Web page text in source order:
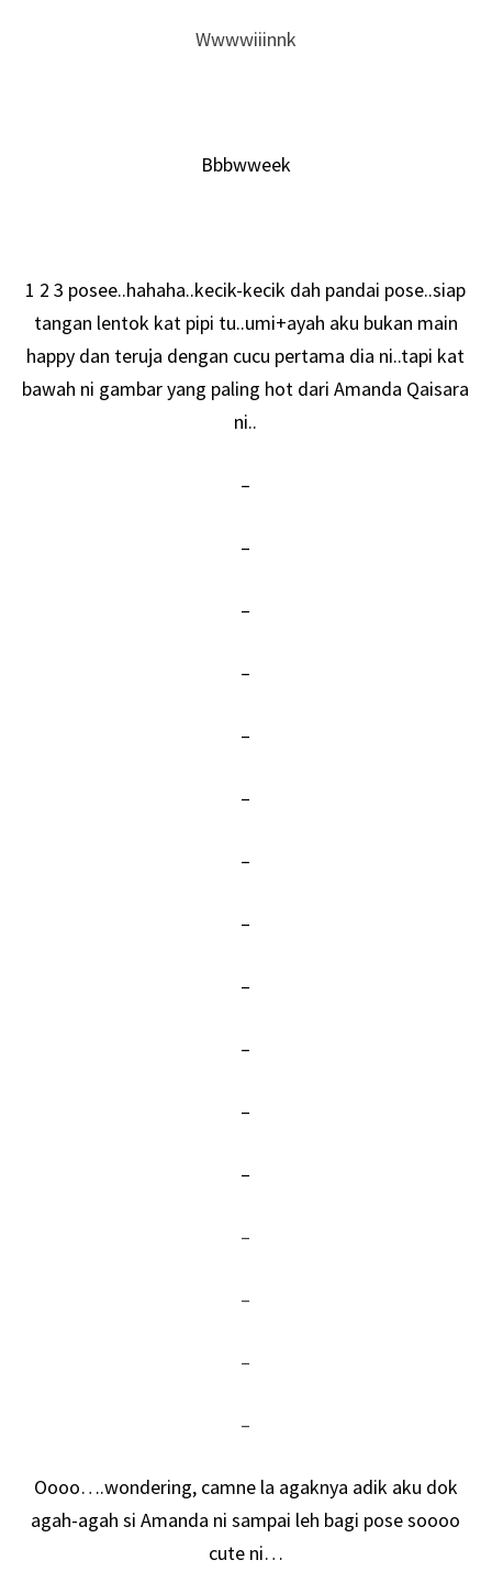
Wwwwiiinnk
Bbbwweek
1 2 3 posee..hahaha..kecik-kecik dah pandai pose..siap
tangan lentok kat pipi tu..umi+ayah aku bukan main
happy dan teruja dengan cucu pertama dia ni..tapi kat
bawah ni gambar yang paling hot dari Amanda Qaisara
ni..
–
–
–
–
–
–
–
–
–
–
–
–
–
–
–
–
Oooo….wondering, camne la agaknya adik aku dok
agah-agah si Amanda ni sampai leh bagi pose soooo
cute ni…